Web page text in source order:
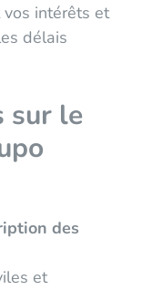
intérêts et
délais
sur le
des
et